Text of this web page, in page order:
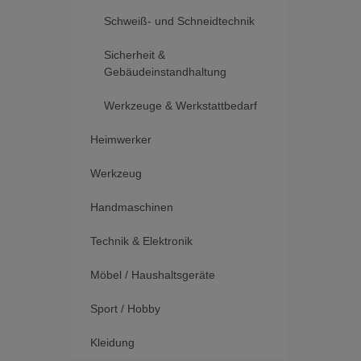
Schweiß- und Schneidtechnik
Sicherheit &
Gebäudeinstandhaltung
Werkzeuge & Werkstattbedarf
Heimwerker
Werkzeug
Handmaschinen
Technik & Elektronik
Möbel / Haushaltsgeräte
Sport / Hobby
Kleidung